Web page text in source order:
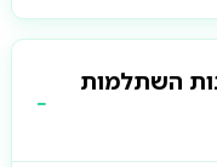
השתלמות